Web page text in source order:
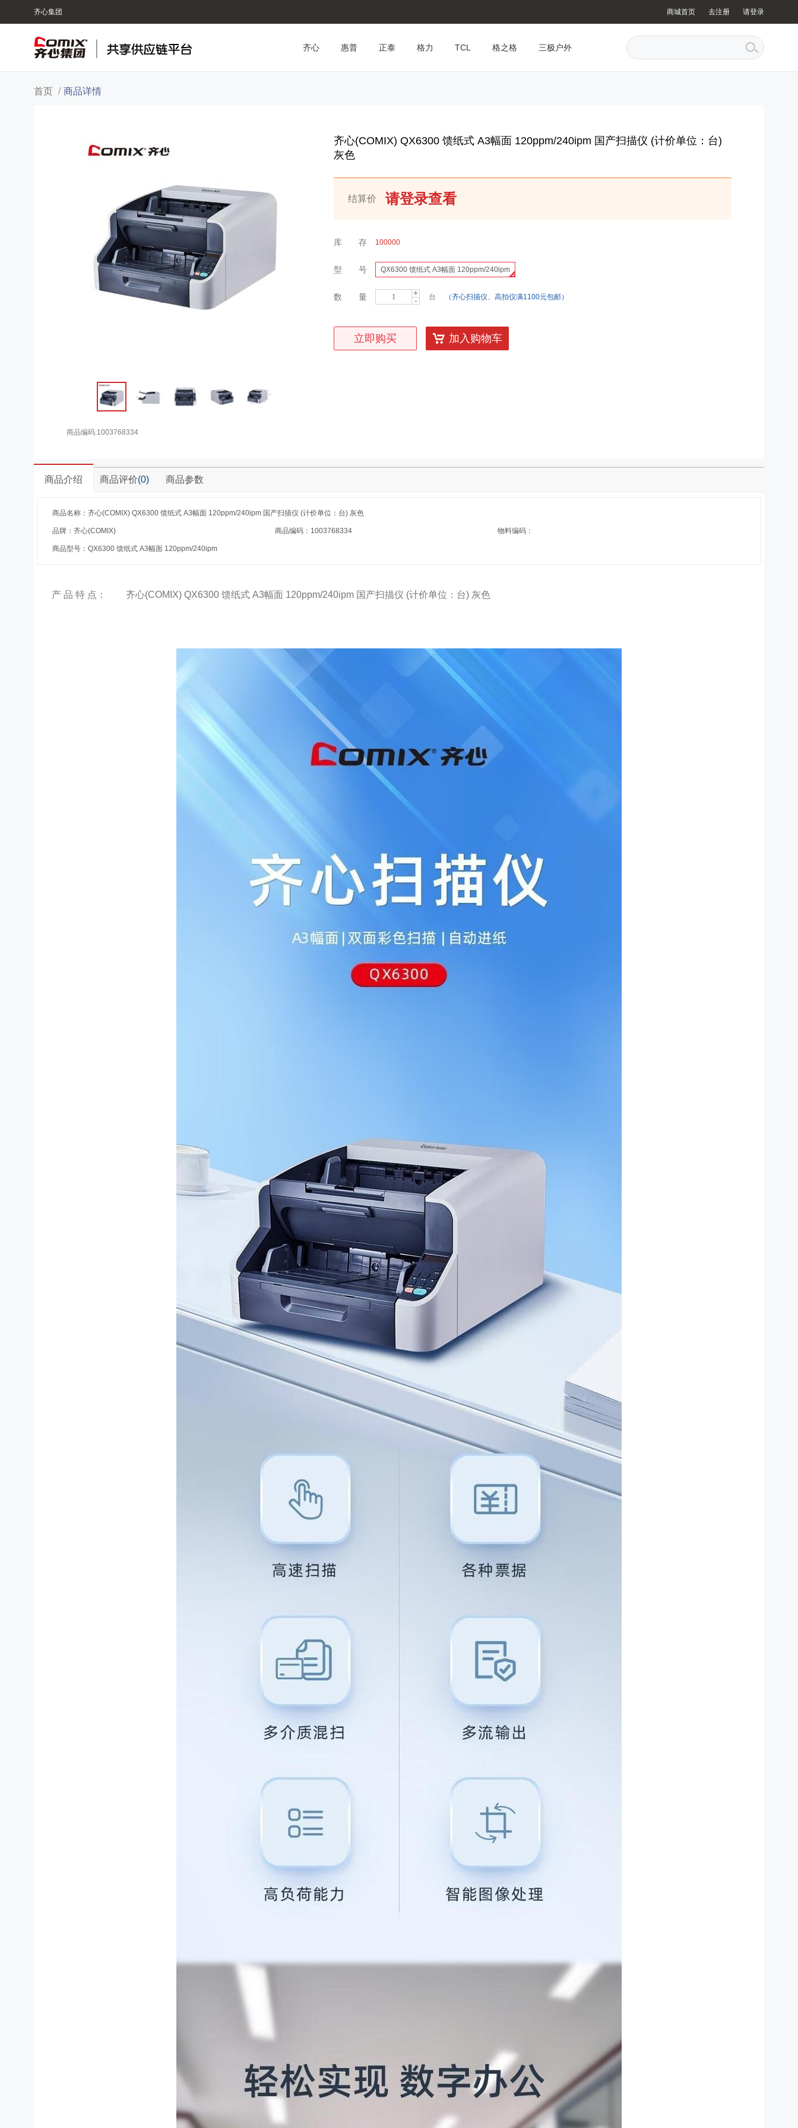
齐心集团 商城首页 去注册 请登录
齐心 惠普 正泰 格力 TCL 格之格 三极户外
首页 / 商品详情
商品编码:1003768334
齐心(COMIX) QX6300 馈纸式 A3幅面 120ppm/240ipm 国产扫描仪 (计价单位：台)
灰色
结算价 请登录查看
库 存 100000
型 号 QX6300 馈纸式 A3幅面 120ppm/240ipm
数 量
+
-
台 （齐心扫描仪、高拍仪满1100元包邮）
立即购买 加入购物车
商品介绍 商品评价(0) 商品参数
商品名称：齐心(COMIX) QX6300 馈纸式 A3幅面 120ppm/240ipm 国产扫描仪 (计价单位：台) 灰色
品牌：齐心(COMIX) 商品编码：1003768334 物料编码：
商品型号：QX6300 馈纸式 A3幅面 120ppm/240ipm
产 品 特 点： 齐心(COMIX) QX6300 馈纸式 A3幅面 120ppm/240ipm 国产扫描仪 (计价单位：台) 灰色